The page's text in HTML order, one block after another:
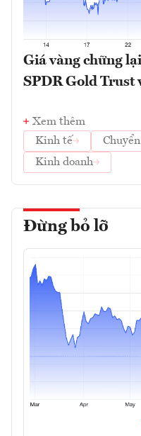
Giá vàng chững
SPDR Gold Trust
Xem thêm
Kinh tế
Kinh doanh
Đừng bỏ lỡ